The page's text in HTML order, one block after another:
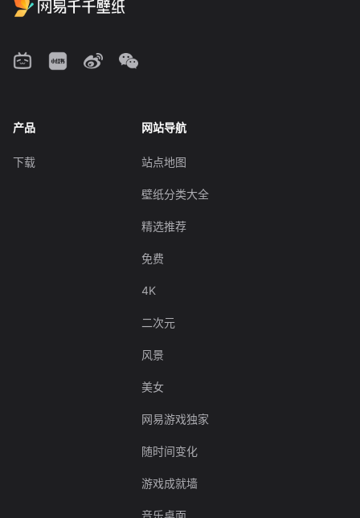
产品
下载
网站导航
站点地图
壁纸分类大全
精选推荐
免费
4K
二次元
风景
美女
网易游戏独家
随时间变化
游戏成就墙
音乐桌面